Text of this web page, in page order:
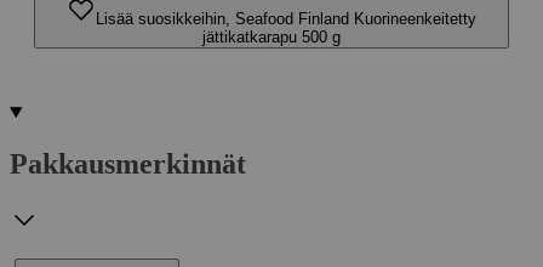
Lisää suosikkeihin, Seafood Finland Kuorineenkeitetty
jättikatkarapu 500 g
Pakkausmerkinnät